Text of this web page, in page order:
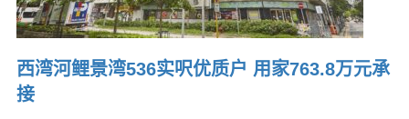
西湾河鲤景湾536实呎优质户 用家763.8万元承
接